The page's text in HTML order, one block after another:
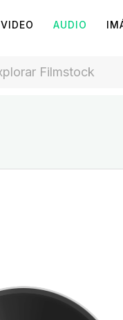
VIDEO AUDIO